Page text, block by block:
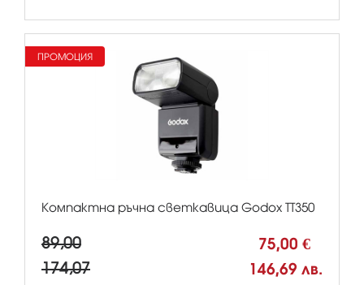
Компактна ръчна светкавица Godox TT350
89,00 75,00 €
174,07 146,69 лв.
ПРОМОЦИЯ